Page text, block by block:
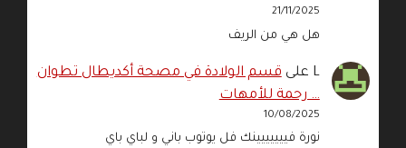
21/11/2025
هل هي من الريف
L علىقسم الولادة في مصحة أكديطال تطوان
… رحمة للأمهات
10/08/2025
نورة فييييييينك فل يوتوب باني و لباي باي